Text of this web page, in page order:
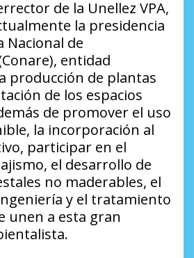
de la Unellez VPA,
la presidencia
Nacional de
entidad
producción de plantas
de los espacios
de promover el uso
la incorporación al
participar en el
el desarrollo de
no maderables, el
y el tratamiento
unen a esta gran